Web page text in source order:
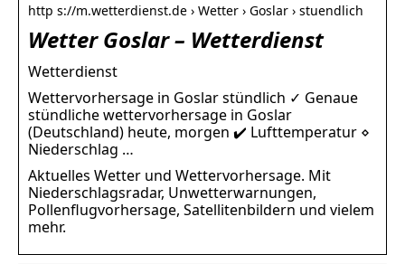
http s://m.wetterdienst.de › Wetter › Goslar › stuendlich
Wetter Goslar – Wetterdienst
Wetterdienst
Wettervorhersage in Goslar stündlich ✓ Genaue
stündliche wettervorhersage in Goslar
(Deutschland) heute, morgen ✔️ Lufttemperatur ⋄
Niederschlag …
Aktuelles Wetter und Wettervorhersage. Mit
Niederschlagsradar, Unwetterwarnungen,
Pollenflugvorhersage, Satellitenbildern und vielem
mehr.